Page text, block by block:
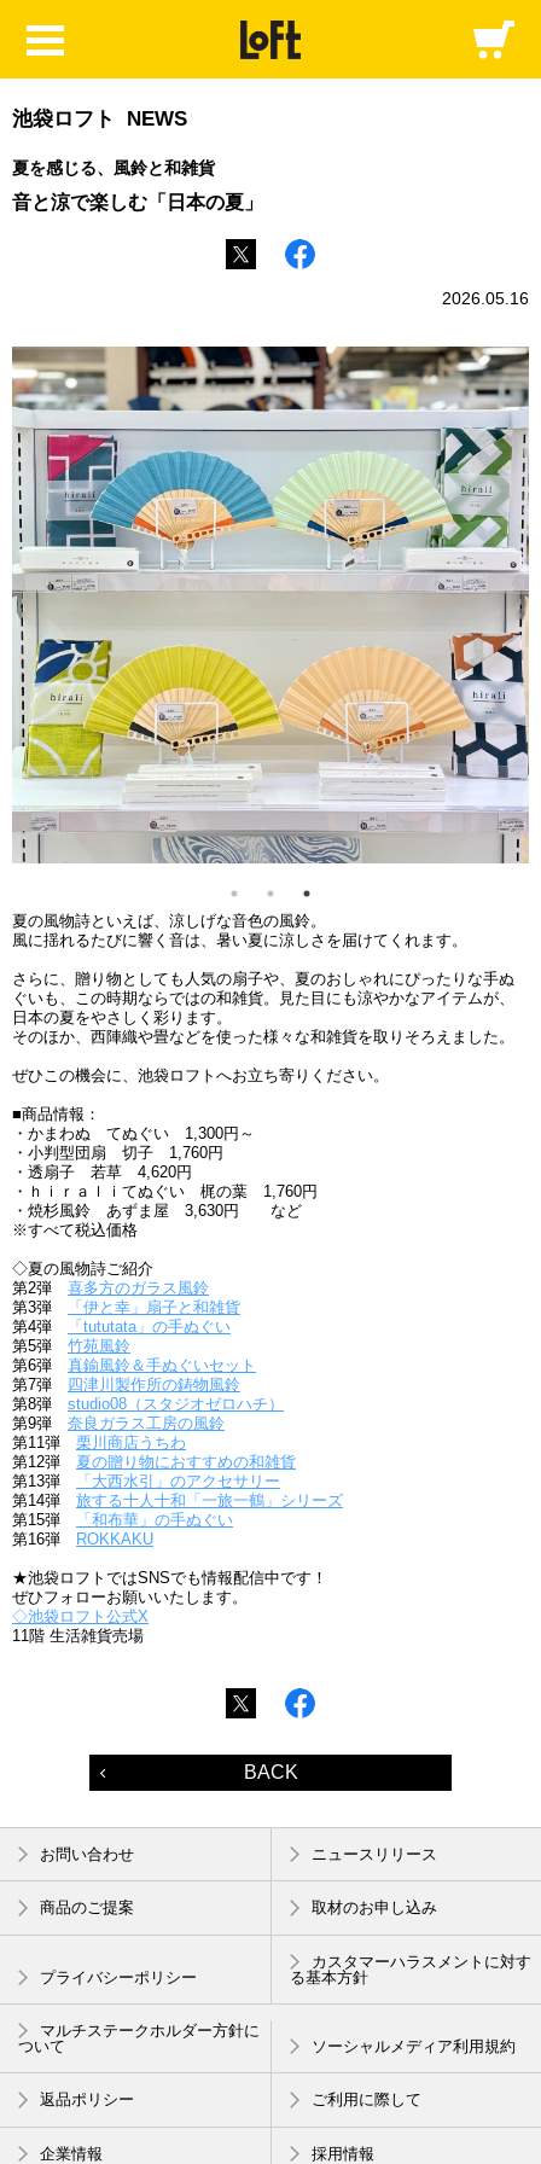
池袋ロフト NEWS
夏を感じる、風鈴と和雑貨
音と涼で楽しむ「日本の夏」
2026.05.16
夏の風物詩といえば、涼しげな音色の風鈴。
風に揺れるたびに響く音は、暑い夏に涼しさを届けてくれます。
さらに、贈り物としても人気の扇子や、夏のおしゃれにぴったりな手ぬ
ぐいも、この時期ならではの和雑貨。見た目にも涼やかなアイテムが、
日本の夏をやさしく彩ります。
そのほか、西陣織や畳などを使った様々な和雑貨を取りそろえました。
ぜひこの機会に、池袋ロフトへお立ち寄りください。
■商品情報：
・かまわぬ てぬぐい 1,300円～
・小判型団扇 切子 1,760円
・透扇子 若草 4,620円
・ｈｉｒａｌｉてぬぐい 梶の葉 1,760円
・焼杉風鈴 あずま屋 3,630円 など
※すべて税込価格
◇夏の風物詩ご紹介
第2弾 喜多方のガラス風鈴
第3弾
「伊と幸」扇子と和雑貨
第4弾
「tututata」の手ぬぐい
第5弾 竹苑風鈴
第6弾 真鍮風鈴＆手ぬぐいセット
第7弾
四津川製作所の鋳物風鈴
第8弾 studio08（スタジオゼロハチ）
第9弾 奈良ガラス工房の風鈴
第11弾 栗川商店うちわ
第12弾 夏の贈り物におすすめの和雑貨
第13弾
「大西水引」のアクセサリー
第14弾 旅する十人十和「一旅一鶴」シリーズ
第15弾
「和布華」の手ぬぐい
第16弾
ROKKAKU
★池袋ロフトではSNSでも情報配信中です！
ぜひフォローお願いいたします。
◇池袋ロフト公式X
11階 生活雑貨売場
BACK
お問い合わせ ニュースリリース
商品のご提案 取材のお申し込み
プライバシーポリシー
カスタマーハラスメントに対す
る基本方針
マルチステークホルダー方針に
ついて
ソーシャルメディア利用規約
返品ポリシー ご利用に際して
企業情報 採用情報